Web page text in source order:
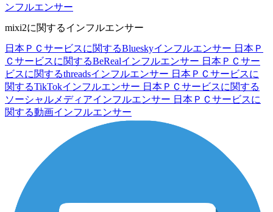
ンフルエンサー
mixi2に関するインフルエンサー
日本ＰＣサービスに関するBlueskyインフルエンサー 日本Ｐ
Ｃサービスに関するBeRealインフルエンサー 日本ＰＣサー
ビスに関するthreadsインフルエンサー 日本ＰＣサービスに
関するTikTokインフルエンサー 日本ＰＣサービスに関する
ソーシャルメディアインフルエンサー 日本ＰＣサービスに
関する動画インフルエンサー